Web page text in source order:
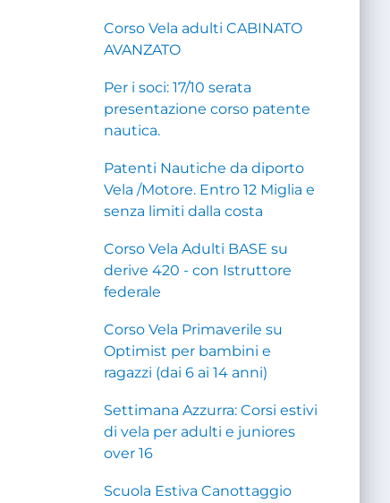
Corso Vela adulti CABINATO
AVANZATO
Per i soci: 17/10 serata
presentazione corso patente
nautica.
Patenti Nautiche da diporto
Vela /Motore. Entro 12 Miglia e
senza limiti dalla costa
Corso Vela Adulti BASE su
derive 420 - con Istruttore
federale
Corso Vela Primaverile su
Optimist per bambini e
ragazzi (dai 6 ai 14 anni)
Settimana Azzurra: Corsi estivi
di vela per adulti e juniores
over 16
Scuola Estiva Canottaggio